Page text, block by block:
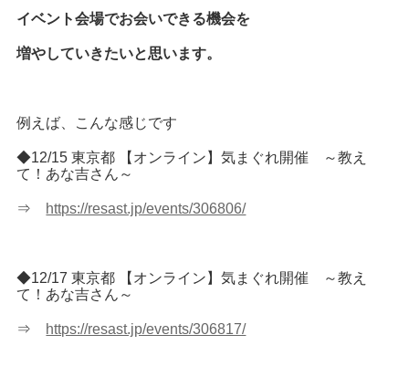
イベント会場でお会いできる機会を
増やしていきたいと思います。
例えば、こんな感じです
◆12/15 東京都 【オンライン】気まぐれ開催 ～教え
て！あな吉さん～
⇒ https://resast.jp/events/306806/
◆12/17 東京都 【オンライン】気まぐれ開催 ～教え
て！あな吉さん～
⇒ https://resast.jp/events/306817/